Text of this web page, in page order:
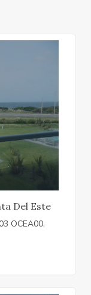
Del Este
OCEA00,